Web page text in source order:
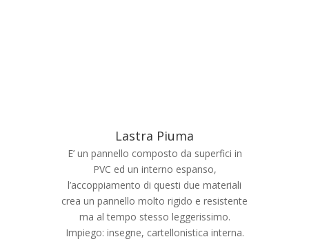
Lastra Piuma
E’ un pannello composto da superfici in
PVC ed un interno espanso,
l’accoppiamento di questi due materiali
crea un pannello molto rigido e resistente
ma al tempo stesso leggerissimo.
Impiego: insegne, cartellonistica interna.